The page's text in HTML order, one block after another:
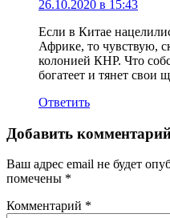
26.10.2020 в 15:43
Если в Китае
Африке, то чувствую,
колонией КНР. Что
богатеет и тянет свои
Ответить
Добавить
Ваш адрес email не будет
помечены *
Комментарий *